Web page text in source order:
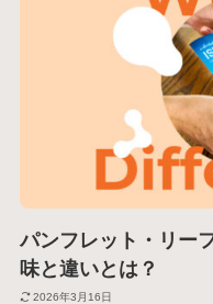
パンフレット・リー
味と違いとは？
2026年3月16日